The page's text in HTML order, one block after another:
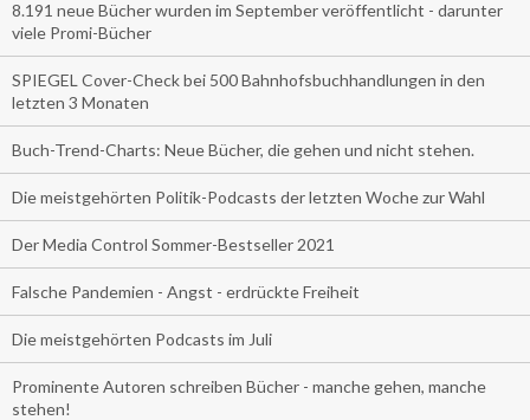
8.191 neue Bücher wurden im September veröffentlicht - darunter
viele Promi-Bücher
SPIEGEL Cover-Check bei 500 Bahnhofsbuchhandlungen in den
letzten 3 Monaten
Buch-Trend-Charts: Neue Bücher, die gehen und nicht stehen.
Die meistgehörten Politik-Podcasts der letzten Woche zur Wahl
Der Media Control Sommer-Bestseller 2021
Falsche Pandemien - Angst - erdrückte Freiheit
Die meistgehörten Podcasts im Juli
Prominente Autoren schreiben Bücher - manche gehen, manche
stehen!